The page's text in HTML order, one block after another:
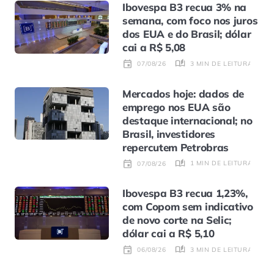
Ibovespa B3 recua 3% na
semana, com foco nos juros
dos EUA e do Brasil; dólar
cai a R$ 5,08
07/08/26 3 MIN DE LEITURA
Mercados hoje: dados de
emprego nos EUA são
destaque internacional; no
Brasil, investidores
repercutem Petrobras
07/08/26 1 MIN DE LEITURA
Ibovespa B3 recua 1,23%,
com Copom sem indicativo
de novo corte na Selic;
dólar cai a R$ 5,10
06/08/26 3 MIN DE LEITURA